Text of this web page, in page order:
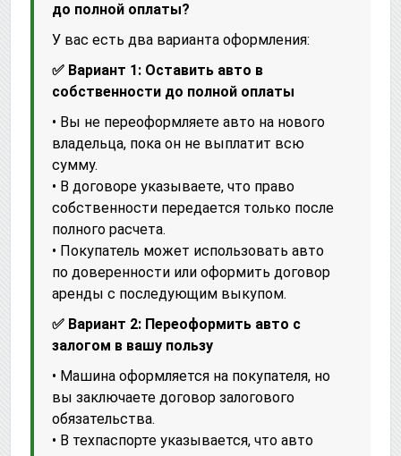
до полной оплаты?
У вас есть два варианта оформления:
✅ Вариант 1: Оставить авто в
собственности до полной оплаты
• Вы не переоформляете авто на нового
владельца, пока он не выплатит всю
сумму.
• В договоре указываете, что право
собственности передается только после
полного расчета.
• Покупатель может использовать авто
по доверенности или оформить договор
аренды с последующим выкупом.
✅ Вариант 2: Переоформить авто с
залогом в вашу пользу
• Машина оформляется на покупателя, но
вы заключаете договор залогового
обязательства.
• В техпаспорте указывается, что авто